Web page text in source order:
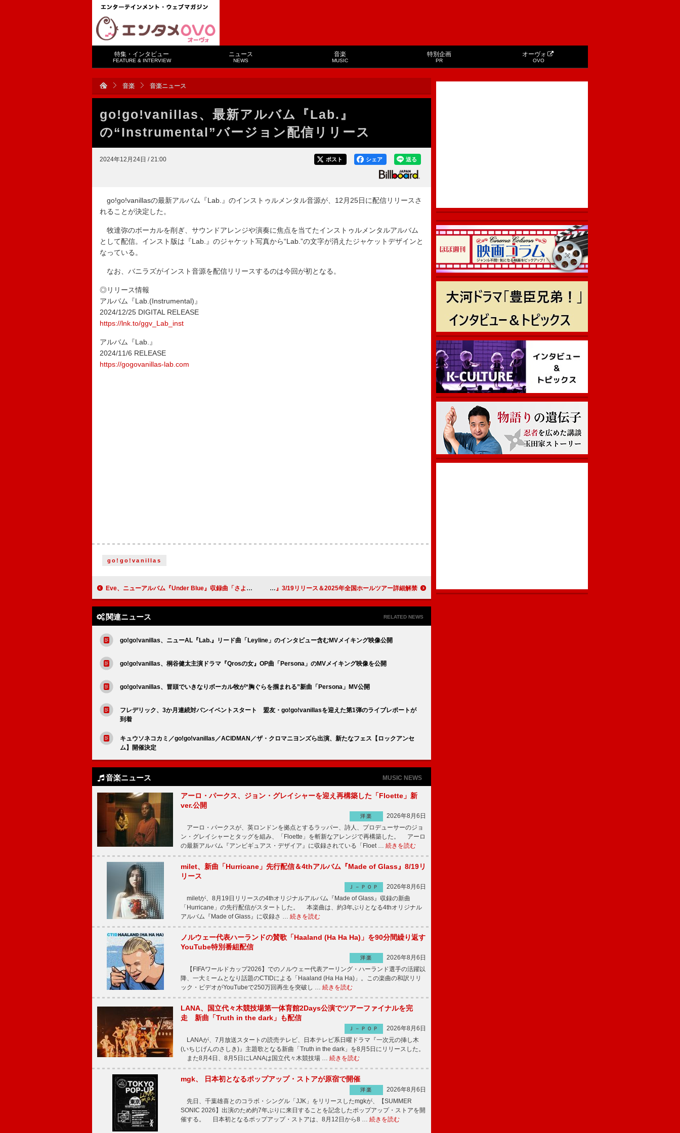
特集・インタビュー
FEATURE & INTERVIEW
ニュース
NEWS
音楽
MUSIC
特別企画
PR
オーヴォ
OVO
音楽 音楽ニュース
go!go!vanillas、最新アルバム『Lab.』
の“Instrumental”バージョン配信リリース
2024年12月24日 / 21:00 送る
シェア
ポスト
go!go!vanillasの最新アルバム『Lab.』のインストゥルメンタル音源が、12月25日に配信リリースさ
れることが決定した。
牧達弥のボーカルを削ぎ、サウンドアレンジや演奏に焦点を当てたインストゥルメンタルアルバム
として配信。インスト版は『Lab.』のジャケット写真から“Lab.”の文字が消えたジャケットデザインと
なっている。
なお、バニラズがインスト音源を配信リリースするのは今回が初となる。
◎リリース情報
アルバム『Lab.(Instrumental)』
2024/12/25 DIGITAL RELEASE
https://lnk.to/ggv_Lab_inst
アルバム『Lab.』
2024/11/6 RELEASE
https://gogovanillas-lab.com
go!go!vanillas
Eve、ニューアルバム『Under Blue』収録曲「さよならエンドロール」MVサプライズ公開 Little Glee Monster、ニューAL『Ambitious』3/19リリース＆2025年全国ホールツアー詳細解禁
関連ニュース RELATED NEWS
go!go!vanillas、ニューAL『Lab.』リード曲「Leyline」のインタビュー含むMVメイキング映像公開
go!go!vanillas、桐谷健太主演ドラマ『Qrosの女』OP曲「Persona」のMVメイキング映像を公開
go!go!vanillas、冒頭でいきなりボーカル牧が“胸ぐらを掴まれる”新曲「Persona」MV公開
フレデリック、3か月連続対バンイベントスタート 盟友・go!go!vanillasを迎えた第1弾のライブレポートが
到着
キュウソネコカミ／go!go!vanillas／ACIDMAN／ザ・クロマニヨンズら出演、新たなフェス【ロックアンセ
ム】開催決定
音楽ニュース MUSIC NEWS
アーロ・パークス、ジョン・グレイシャーを迎え再構築した「Floette」新
ver.公開
洋楽
2026年8月6日
アーロ・パークスが、英ロンドンを拠点とするラッパー、詩人、プロデューサーのジョ
ン・グレイシャーとタッグを組み、「Floette」を斬新なアレンジで再構築した。 アーロ
の最新アルバム『アンビギュアス・デザイア』に収録されている「Floet … 続きを読む
milet、新曲「Hurricane」先行配信＆4thアルバム『Made of Glass』8/19リ
リース
Ｊ－ＰＯＰ
2026年8月6日
miletが、8月19日リリースの4thオリジナルアルバム『Made of Glass』収録の新曲
「Hurricane」の先行配信がスタートした。 本楽曲は、約3年ぶりとなる4thオリジナル
アルバム『Made of Glass』に収録さ … 続きを読む
ノルウェー代表ハーランドの賛歌「Haaland (Ha Ha Ha)」を90分間繰り返す
YouTube特別番組配信
洋楽
2026年8月6日
【FIFAワールドカップ2026】でのノルウェー代表アーリング・ハーランド選手の活躍以
降、一大ミームとなり話題のCTIDによる「Haaland (Ha Ha Ha)」。この楽曲の和訳リリ
ック・ビデオがYouTubeで250万回再生を突破し … 続きを読む
LANA、国立代々木競技場第一体育館2Days公演でツアーファイナルを完
走 新曲「Truth in the dark」も配信
Ｊ－ＰＯＰ
2026年8月6日
LANAが、7月放送スタートの読売テレビ、日本テレビ系日曜ドラマ『一次元の挿し木
(いちじげんのさしき)』主題歌となる新曲「Truth in the dark」を8月5日にリリースした。
また8月4日、8月5日にLANAは国立代々木競技場 … 続きを読む
mgk、 日本初となるポップアップ・ストアが原宿で開催
洋楽
2026年8月6日
先日、千葉雄喜とのコラボ・シングル「JJK」をリリースしたmgkが、【SUMMER
SONIC 2026】出演のため約7年ぶりに来日することを記念したポップアップ・ストアを開
催する。 日本初となるポップアップ・ストアは、8月12日から8 … 続きを読む